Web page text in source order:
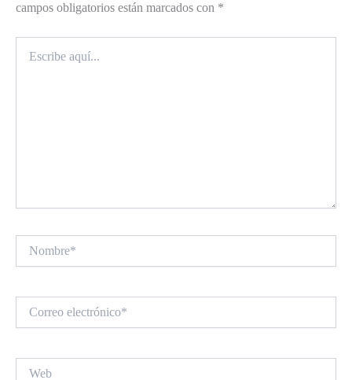
campos obligatorios están marcados con *
aquí...
electrónico*